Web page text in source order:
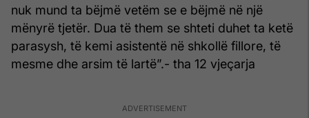
nuk mund ta bëjmë vetëm se e bëjmë në një
mënyrë tjetër. Dua të them se shteti duhet ta ketë
parasysh, të kemi asistentë në shkollë fillore, të
mesme dhe arsim të lartë”.- tha 12 vjeçarja